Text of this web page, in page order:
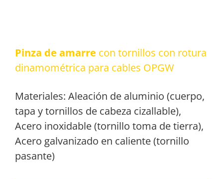
Pinza de amarre con tornillos con rotura
dinamométrica para cables OPGW
Materiales: Aleación de aluminio (cuerpo,
tapa y tornillos de cabeza cizallable),
Acero inoxidable (tornillo toma de tierra),
Acero galvanizado en caliente (tornillo
pasante)